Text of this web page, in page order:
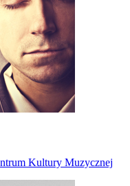
Kultury Muzycznej